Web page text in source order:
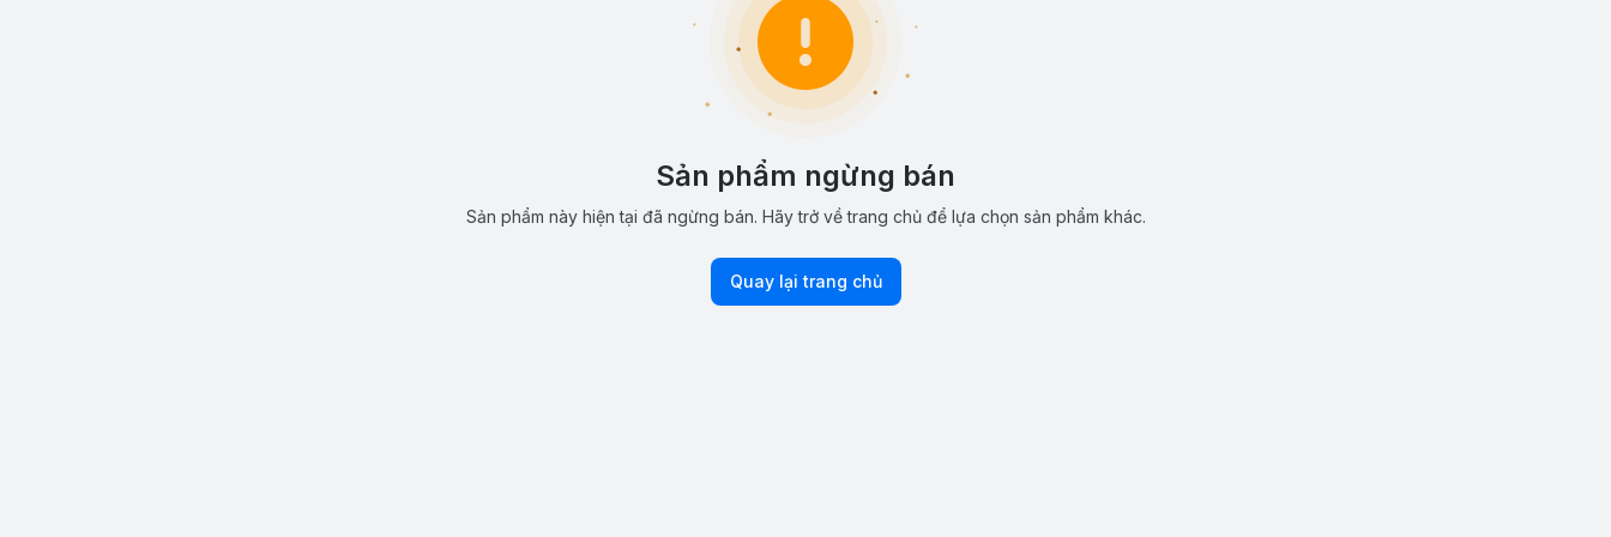
Sản phẩm ngừng bán
Sản phẩm này hiện tại đã ngừng bán. Hãy trở về trang chủ để lựa chọn sản phẩm khác.
Quay lại trang chủ